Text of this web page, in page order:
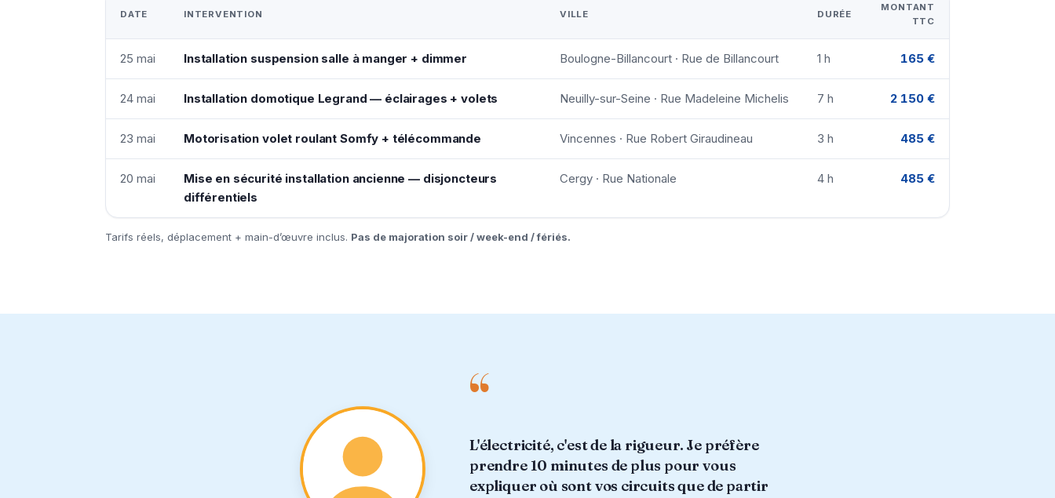
DATE INTERVENTION VILLE DURÉE
MONTANT
TTC
25 mai Installation suspension salle à manger + dimmer Boulogne-Billancourt · Rue de Billancourt 1 h 165 €
24 mai Installation domotique Legrand — éclairages + volets Neuilly-sur-Seine · Rue Madeleine Michelis 7 h 2 150 €
23 mai Motorisation volet roulant Somfy + télécommande Vincennes · Rue Robert Giraudineau 3 h 485 €
20 mai
Mise en sécurité installation ancienne — disjoncteurs
différentiels
Cergy · Rue Nationale 4 h 485 €
Tarifs réels, déplacement + main-d’œuvre inclus. Pas de majoration soir / week-end / fériés.
“
L'électricité, c'est de la rigueur. Je préfère
prendre 10 minutes de plus pour vous
expliquer où sont vos circuits que de partir